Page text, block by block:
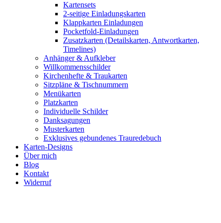
Kartensets
2-seitige Einladungskarten
Klappkarten Einladungen
Pocketfold-Einladungen
Zusatzkarten (Detailskarten, Antwortkarten,
Timelines)
Anhänger & Aufkleber
Willkommensschilder
Kirchenhefte & Traukarten
Sitzpläne & Tischnummern
Menükarten
Platzkarten
Individuelle Schilder
Danksagungen
Musterkarten
Exklusives gebundenes Trauredebuch
Karten-Designs
Über mich
Blog
Kontakt
Widerruf